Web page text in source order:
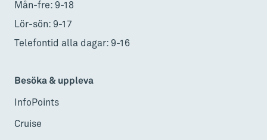
Mån-fre: 9-18
Lör-sön: 9-17
Telefontid alla dagar: 9-16
Besöka & uppleva
InfoPoints
Cruise